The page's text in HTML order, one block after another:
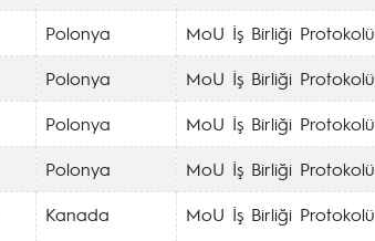
Polonya MoU İş Birliği Protokolü
Polonya MoU İş Birliği Protokolü
Polonya MoU İş Birliği Protokolü
Polonya MoU İş Birliği Protokolü
Kanada MoU İş Birliği Protokolü